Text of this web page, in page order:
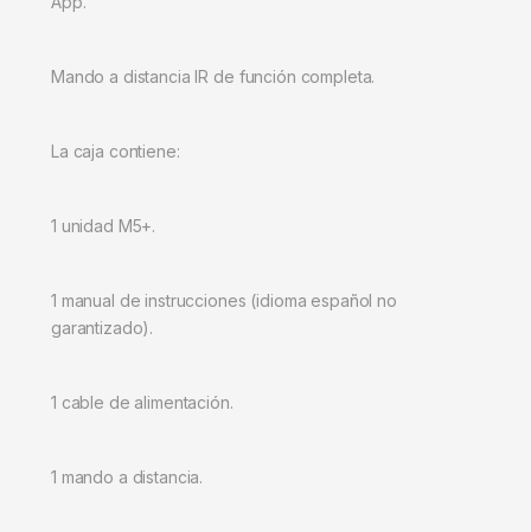
Mando a distancia IR de función completa.
La caja contiene:
1 unidad M5+.
1 manual de instrucciones (idioma español no
garantizado).
1 cable de alimentación.
1 mando a distancia.